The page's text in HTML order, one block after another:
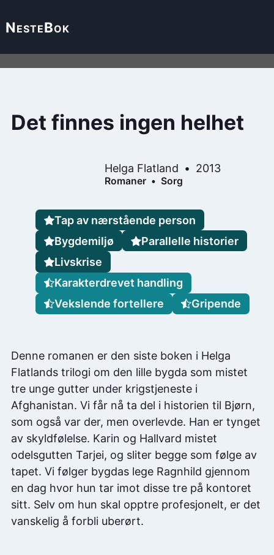
NesteBok
Det finnes ingen helhet
Helga Flatland 2013
Romaner Sorg
Denne romanen er den siste boken i Helga
Flatlands trilogi om den lille bygda som mistet
tre unge gutter under krigstjeneste i
Afghanistan. Vi får nå ta del i historien til Bjørn,
som også var der, men overlevde. Han er tynget
av skyldfølelse. Karin og Hallvard mistet
odelsgutten Tarjei, og sliter begge som følge av
tapet. Vi følger bygdas lege Ragnhild gjennom
en dag hvor hun tar imot disse tre på kontoret
sitt. Selv om hun skal opptre profesjonelt, er det
vanskelig å forbli uberørt.
Tap av nærstående person
Bygdemiljø
Parallelle historier
Livskrise
Karakterdrevet handling
Vekslende fortellere
Gripende